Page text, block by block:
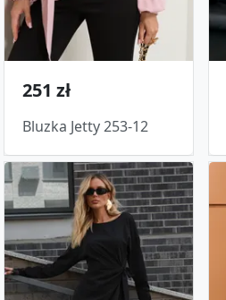
251 zł
Bluzka Jetty 253-12